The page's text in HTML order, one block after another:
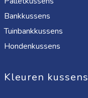
Bankkussens
Tuinbankkussens
Hondenkussens
Kleuren kussens